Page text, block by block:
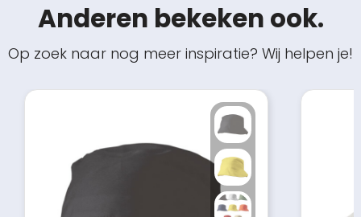
Anderen bekeken ook.
Op zoek naar nog meer inspiratie? Wij helpen je!